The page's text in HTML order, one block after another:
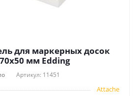
для маркерных досок
мм Edding
Артикул: 11451
Attache